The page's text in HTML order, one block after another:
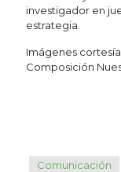
investigador en
estrategia.
Imágenes
Composición
Comunicación